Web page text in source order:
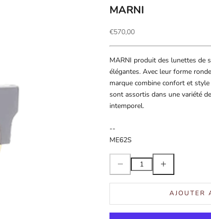
MARNI
Prix de vente
€570,00
MARNI produit des lunettes de
élégantes. Avec leur forme
marque combine confort et
sont assortis dans une variété
intemporel.
--
ME62S
Diminuer la quantitéAugmenter la
AJOUTER